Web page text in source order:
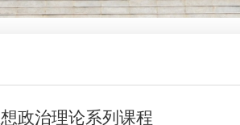
政治理论系列课程